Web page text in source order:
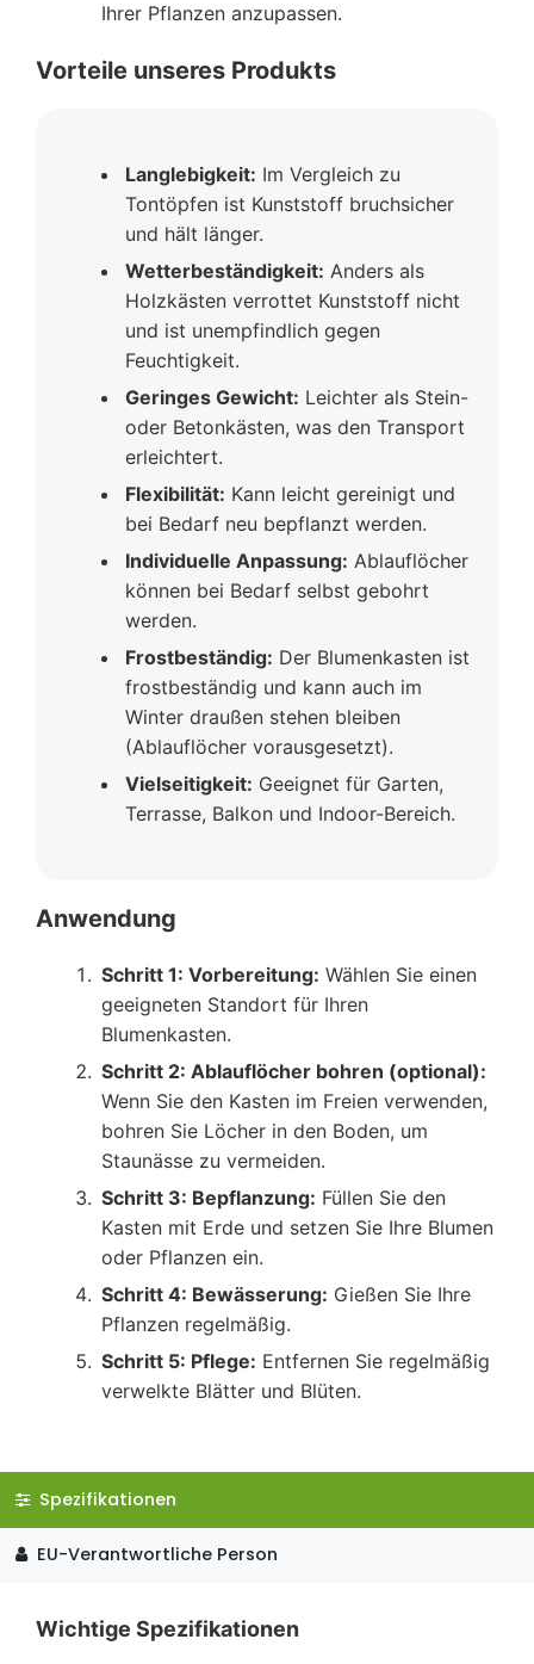
Ihrer Pflanzen anzupassen.
Vorteile unseres Produkts
Langlebigkeit: Im Vergleich zu
Tontöpfen ist Kunststoff bruchsicher
und hält länger.
Wetterbeständigkeit: Anders als
Holzkästen verrottet Kunststoff nicht
und ist unempfindlich gegen
Feuchtigkeit.
Geringes Gewicht: Leichter als Stein-
oder Betonkästen, was den Transport
erleichtert.
Flexibilität: Kann leicht gereinigt und
bei Bedarf neu bepflanzt werden.
Individuelle Anpassung: Ablauflöcher
können bei Bedarf selbst gebohrt
werden.
Frostbeständig: Der Blumenkasten ist
frostbeständig und kann auch im
Winter draußen stehen bleiben
(Ablauflöcher vorausgesetzt).
Vielseitigkeit: Geeignet für Garten,
Terrasse, Balkon und Indoor-Bereich.
Anwendung
Schritt 1: Vorbereitung: Wählen Sie einen
geeigneten Standort für Ihren
Blumenkasten.
Schritt 2: Ablauflöcher bohren (optional):
Wenn Sie den Kasten im Freien verwenden,
bohren Sie Löcher in den Boden, um
Staunässe zu vermeiden.
Schritt 3: Bepflanzung: Füllen Sie den
Kasten mit Erde und setzen Sie Ihre Blumen
oder Pflanzen ein.
Schritt 4: Bewässerung: Gießen Sie Ihre
Pflanzen regelmäßig.
Schritt 5: Pflege: Entfernen Sie regelmäßig
verwelkte Blätter und Blüten.
Spezifikationen
EU-Verantwortliche Person
Wichtige Spezifikationen